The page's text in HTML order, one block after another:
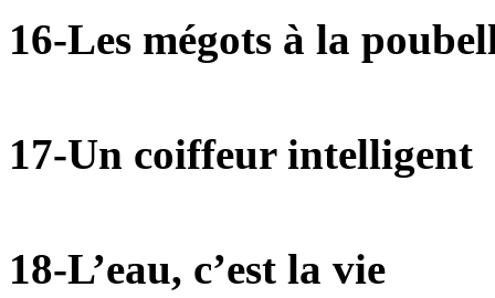
16-Les mégots à la
17-Un coiffeur intelligent
18-L’eau, c’est la vie